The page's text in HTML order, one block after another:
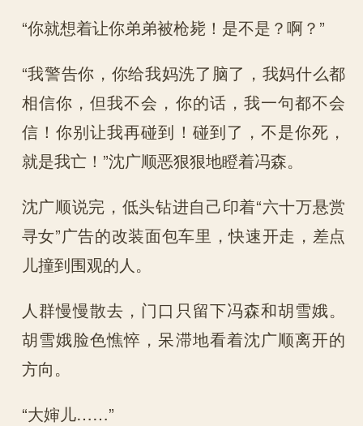
“你就想着让你弟弟被枪毙！是不是？啊？”
“我警告你，你给我妈洗了脑了，我妈什么都
相信你，但我不会，你的话，我一句都不会
信！你别让我再碰到！碰到了，不是你死，
就是我亡！”沈广顺恶狠狠地瞪着冯森。
沈广顺说完，低头钻进自己印着“六十万悬赏
寻女”广告的改装面包车里，快速开走，差点
儿撞到围观的人。
人群慢慢散去，门口只留下冯森和胡雪娥。
胡雪娥脸色憔悴，呆滞地看着沈广顺离开的
方向。
“大婶儿……”